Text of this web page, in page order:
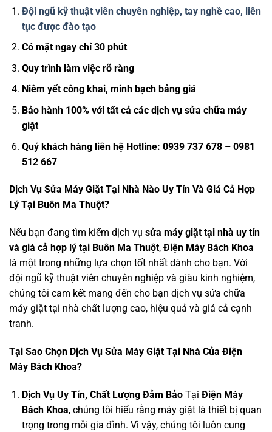
Đội ngũ kỹ thuật viên chuyên nghiệp, tay nghề cao, liên
tục được đào tạo
Có mặt ngay chỉ 30 phút
Quy trình làm việc rõ ràng
Niêm yết công khai, minh bạch bảng giá
Bảo hành 100% với tất cả các dịch vụ sửa chữa máy
giặt
Quý khách hàng liên hệ Hotline: 0939 737 678 – 0981
512 667
Dịch Vụ Sửa Máy Giặt Tại Nhà Nào Uy Tín Và Giá Cả Hợp
Lý Tại Buôn Ma Thuột?
Nếu bạn đang tìm kiếm dịch vụ sửa máy giặt tại nhà uy tín
và giá cả hợp lý tại Buôn Ma Thuột, Điện Máy Bách Khoa
là một trong những lựa chọn tốt nhất dành cho bạn. Với
đội ngũ kỹ thuật viên chuyên nghiệp và giàu kinh nghiệm,
chúng tôi cam kết mang đến cho bạn dịch vụ sửa chữa
máy giặt tại nhà chất lượng cao, hiệu quả và giá cả cạnh
tranh.
Tại Sao Chọn Dịch Vụ Sửa Máy Giặt Tại Nhà Của Điện
Máy Bách Khoa?
Dịch Vụ Uy Tín, Chất Lượng Đảm BảoTại Điện Máy
Bách Khoa, chúng tôi hiểu rằng máy giặt là thiết bị quan
trọng trong mỗi gia đình. Vì vậy, chúng tôi luôn cung